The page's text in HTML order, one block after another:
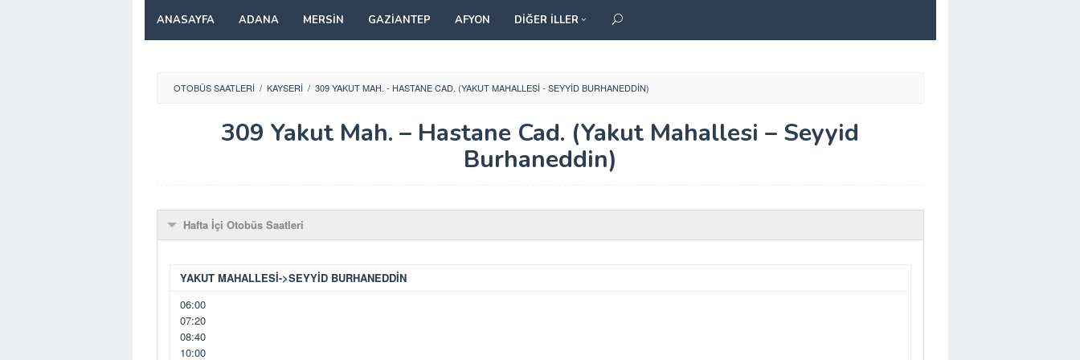
content
ANASAYFA ADANA MERSIN GAZIANTEP AFYON DIĞER İLLER
OTOBÜS SAATLERI / KAYSERI / 309 YAKUT MAH. - HASTANE CAD. (YAKUT MAHALLESI - SEYYID BURHANEDDIN)
309 Yakut Mah. – Hastane Cad. (Yakut Mahallesi – Seyyid
Burhaneddin)
Hafta İçi Otobüs Saatleri
YAKUT MAHALLESİ->SEYYİD BURHANEDDİN
06:00
07:20
08:40
10:00